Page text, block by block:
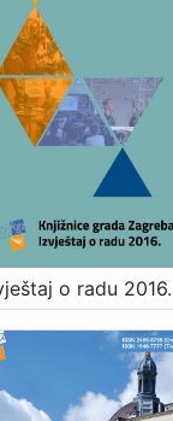
o radu 2016.